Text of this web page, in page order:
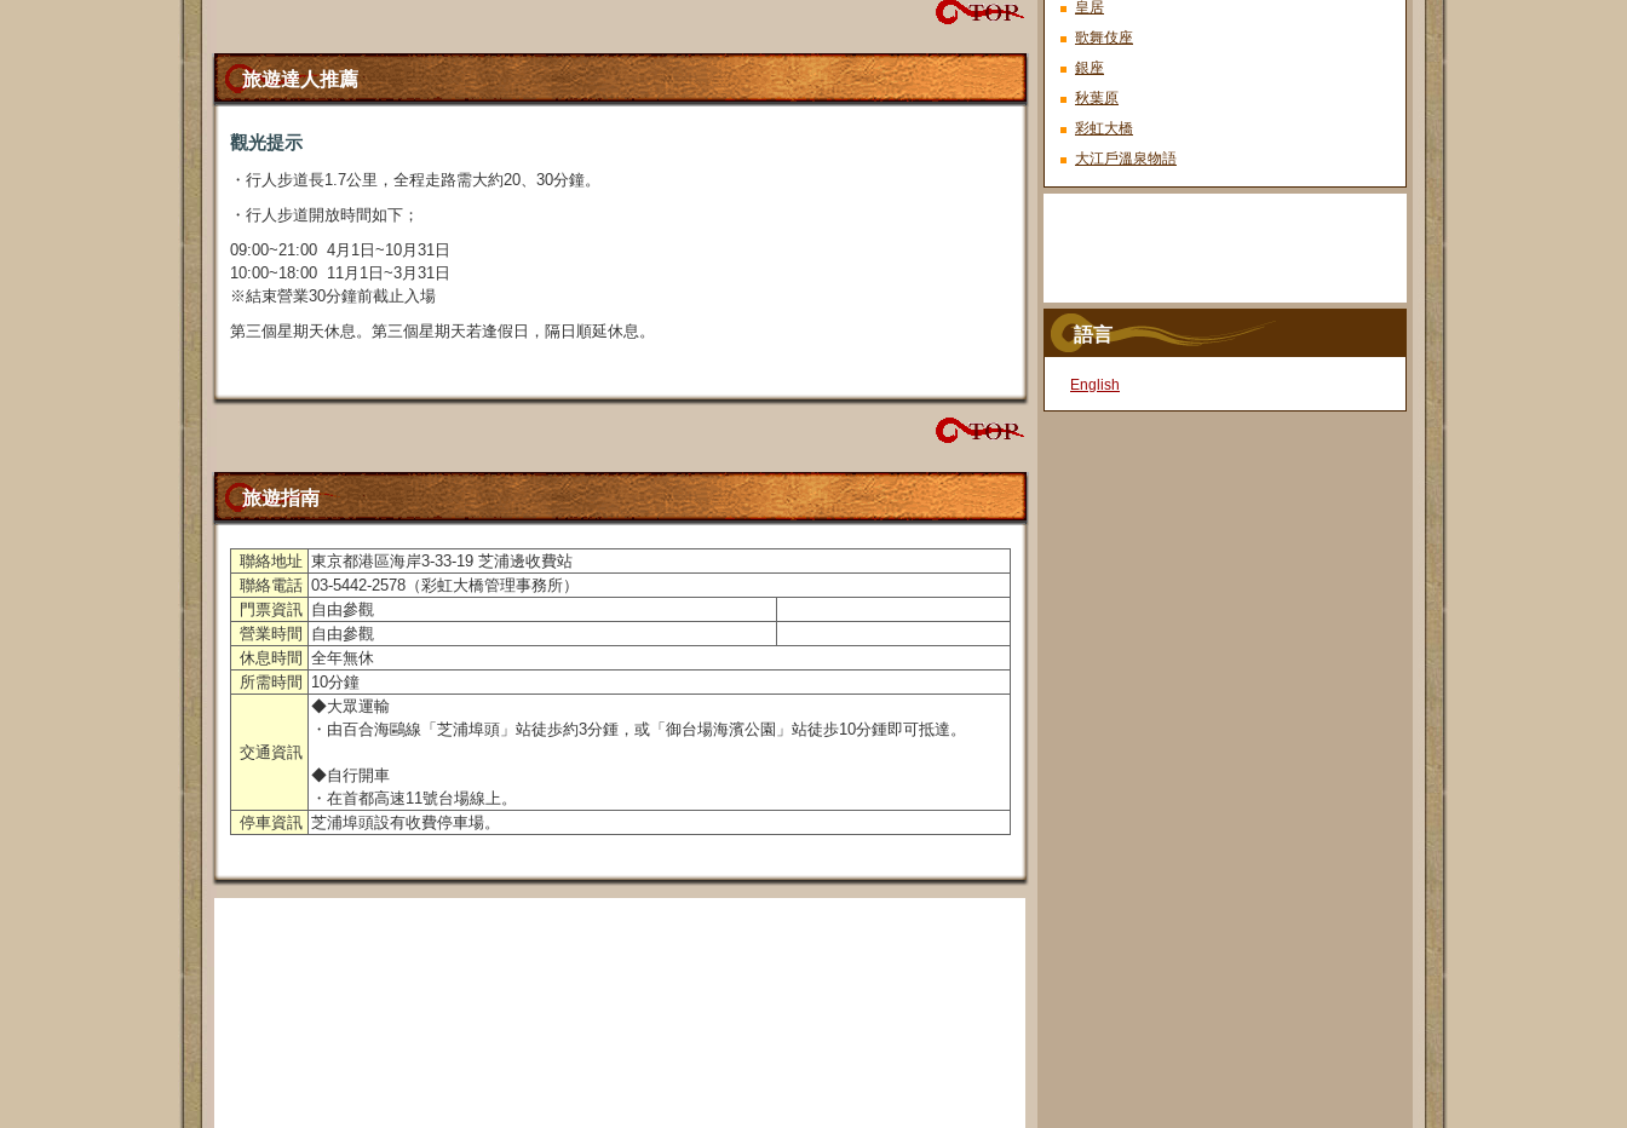
旅遊達人推薦
觀光提示
・行人步道長1.7公里，全程走路需大約20、30分鐘。
・行人步道開放時間如下；
09:00~21:00 4月1日~10月31日
10:00~18:00 11月1日~3月31日
※結束營業30分鐘前截止入場
第三個星期天休息。第三個星期天若逢假日，隔日順延休息。
旅遊指南
聯絡地址 東京都港區海岸3-33-19 芝浦邊收費站
聯絡電話 03-5442-2578（彩虹大橋管理事務所）
門票資訊 自由參觀
營業時間
自由參觀
休息時間 全年無休
所需時間
10分鐘
交通資訊
◆大眾運輸
・由百合海鷗線「芝浦埠頭」站徒歩約3分鍾，或「御台場海濱公園」站徒歩10分鍾即可抵達。
◆自行開車
・在首都高速11號台場線上。
停車資訊 芝浦埠頭設有收費停車場。
皇居
歌舞伎座
銀座
秋葉原
彩虹大橋
大江戶溫泉物語
語言
English